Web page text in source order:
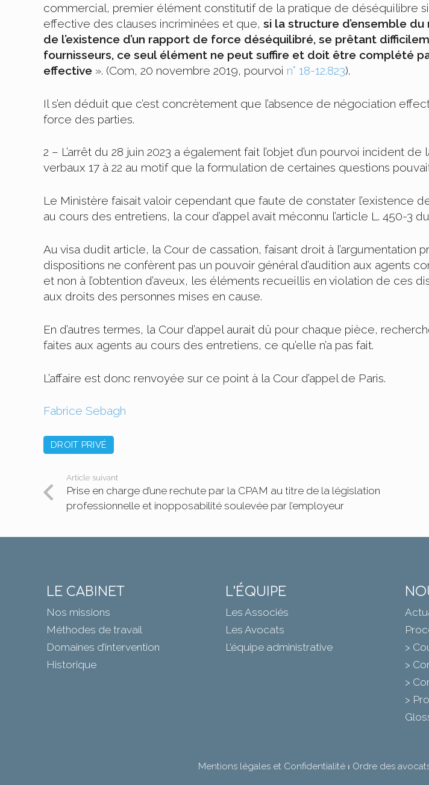
commercial, premier élément constitutif de la pratique de déséquilibre
effective des clauses incriminées et que, si la structure d’ensemble
de l’existence d’un rapport de force déséquilibré, se prêtant
fournisseurs, ce seul élément ne peut suffire et doit être complété
effective ». (Com, 20 novembre 2019, pourvoi n° 18-12.823).
Il s’en déduit que c’est concrètement que l’absence de négociation
force des parties.
2 – L’arrêt du 28 juin 2023 a également fait l’objet d’un pourvoi incident
verbaux 17 à 22 au motif que la formulation de certaines questions
Le Ministère faisait valoir cependant que faute de constater l’existence
au cours des entretiens, la cour d’appel avait méconnu l’article L. 450-3
Au visa dudit article, la Cour de cassation, faisant droit à
dispositions ne confèrent pas un pouvoir général d’audition aux agents
et non à l’obtention d’aveux, les éléments recueillis en violation de ces
aux droits des personnes mises en cause.
En d’autres termes, la Cour d’appel aurait dû pour chaque pièce,
faites aux agents au cours des entretiens, ce qu’elle n’a pas fait.
L’affaire est donc renvoyée sur ce point à la Cour d’appel de Paris.
Fabrice Sebagh
DROIT PRIVÉ
Article suivant
Prise en charge d’une rechute par la CPAM au titre de la législation
professionnelle et inopposabilité soulevée par l’employeur
LE CABINET
Nos missions
Méthodes de travail
Domaines d’intervention
Historique
L’ÉQUIPE
Les Associés
Les Avocats
L’équipe administrative
>
>
>
>
Mentions légales et Confidentialité ⏐ Ordre des